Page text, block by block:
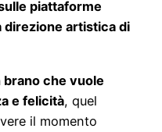
piattaforme
direzione artistica di
brano che vuole
e felicità, quel
il momento